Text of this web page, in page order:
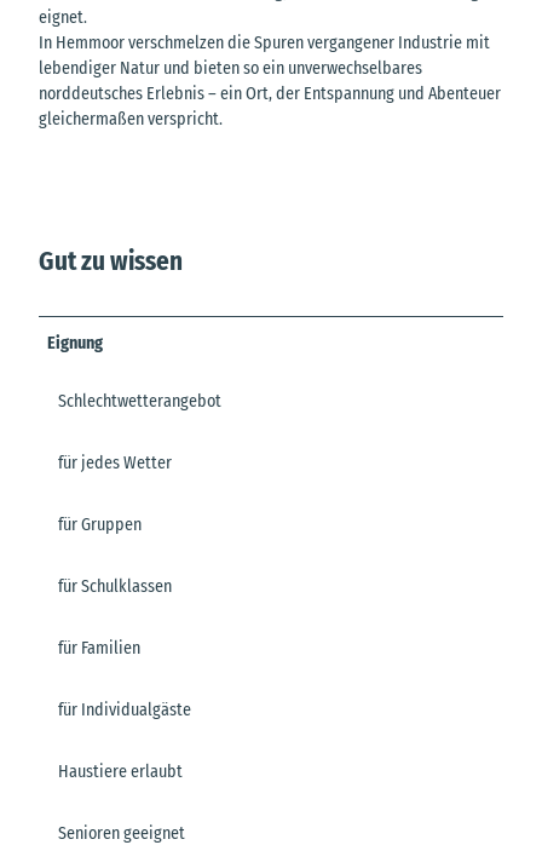
eignet.
In Hemmoor verschmelzen die Spuren vergangener Industrie mit
lebendiger Natur und bieten so ein unverwechselbares
norddeutsches Erlebnis – ein Ort, der Entspannung und Abenteuer
gleichermaßen verspricht.
Gut zu wissen
Eignung
Schlechtwetterangebot
für jedes Wetter
für Gruppen
für Schulklassen
für Familien
für Individualgäste
Haustiere erlaubt
Senioren geeignet